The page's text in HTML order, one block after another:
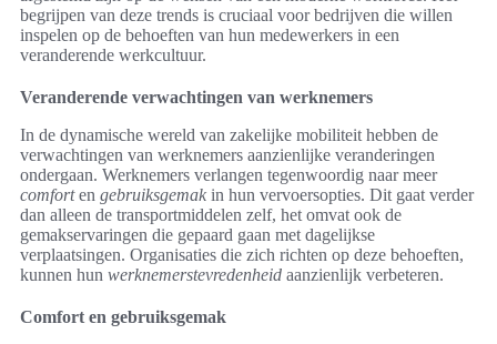
begrijpen van deze trends is cruciaal voor bedrijven die willen
inspelen op de behoeften van hun medewerkers in een
veranderende werkcultuur.
Veranderende verwachtingen van werknemers
In de dynamische wereld van zakelijke mobiliteit hebben de
verwachtingen van werknemers aanzienlijke veranderingen
ondergaan. Werknemers verlangen tegenwoordig naar meer
comforten gebruiksgemak in hun vervoersopties. Dit gaat verder
dan alleen de transportmiddelen zelf, het omvat ook de
gemakservaringen die gepaard gaan met dagelijkse
verplaatsingen. Organisaties die zich richten op deze behoeften,
kunnen hun werknemerstevredenheid aanzienlijk verbeteren.
Comfort en gebruiksgemak